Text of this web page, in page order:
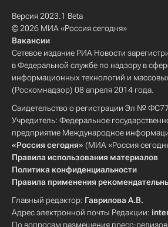
Версия 2023.1 Beta
© 2026 МИА «Россия сегодня»
Вакансии
Сетевое издание РИА Новости
в Федеральной службе по надзору в
информационных технологий и
(Роскомнадзор) 08 апреля 2014 года.
Свидетельство о регистрации Эл №
Учредитель: Федеральное
предприятие Международное
«Россия сегодня» (МИА «Россия
Правила использования материалов
Политика конфиденциальности
Правила применения
Главный редактор: Гаврилова А.В.
Адрес электронной почты Редакции:
По вопросам размещения пресс-